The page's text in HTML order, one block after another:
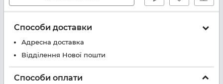
Способи доставки
Адресна доставка
Відділення Нової пошти
Способи оплати